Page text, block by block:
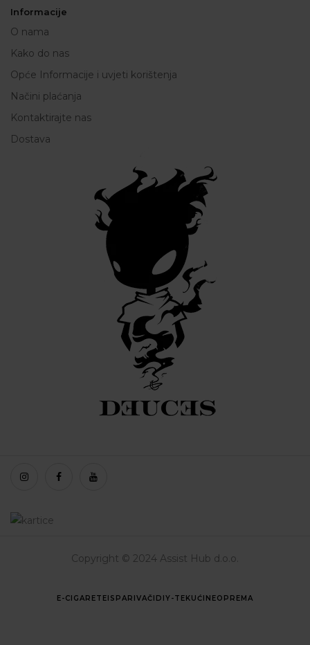
Informacije
O nama
Kako do nas
Opće Informacije i uvjeti korištenja
Načini plaćanja
Kontaktirajte nas
Dostava
Copyright © 2024 Assist Hub d.o.o.
E-CIGARETEISPARIVAČI DIY-TEKUĆINEOPREMA